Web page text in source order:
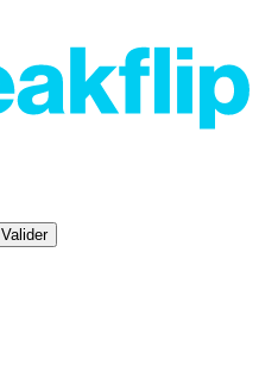
Valider